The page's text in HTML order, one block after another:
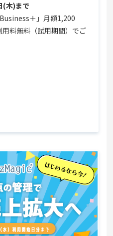
(木)まで
＋」月額1,200
料無料（試用期間）でご